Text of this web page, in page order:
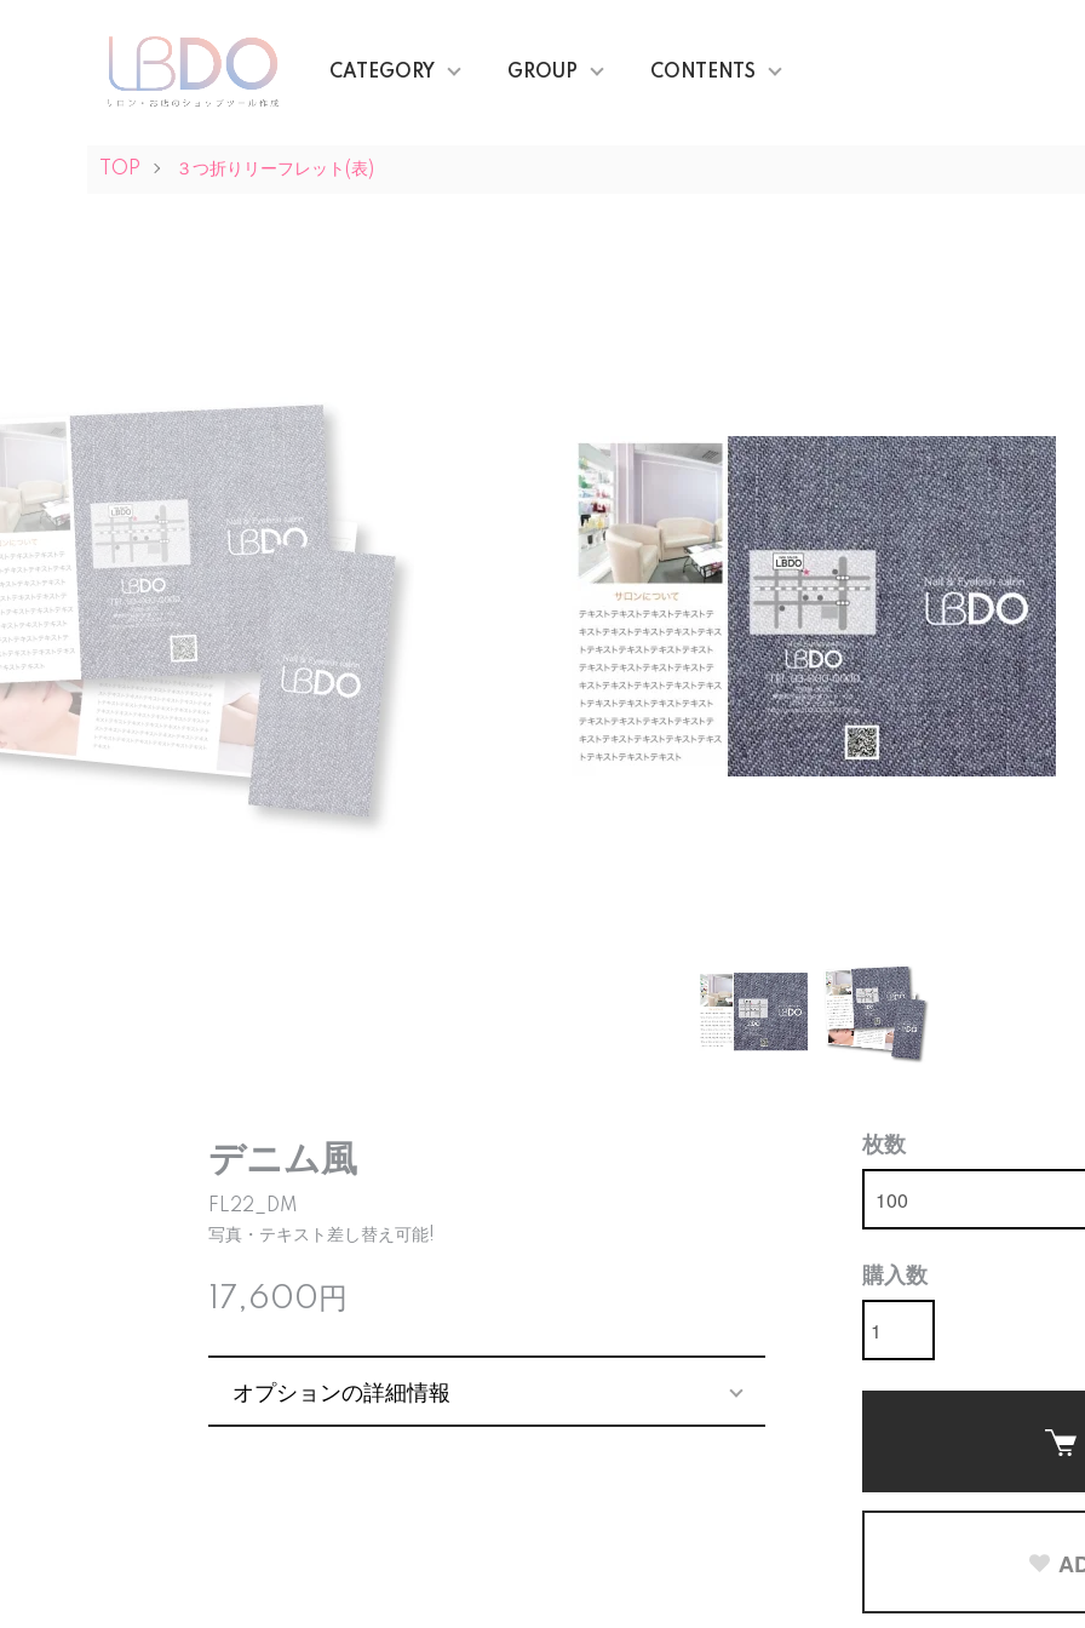
CATEGORY GROUP CONTENTS
TOP ３つ折りリーフレット(表)
デニム風
FL22_DM
写真・テキスト差し替え可能!
17,600円
オプションの詳細情報
枚数
購入数